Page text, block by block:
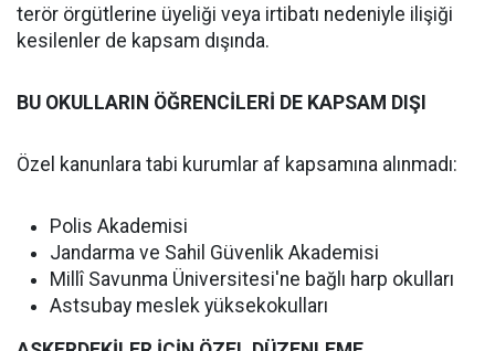
terör örgütlerine üyeliği veya irtibatı nedeniyle ilişiği
kesilenler de kapsam dışında.
BU OKULLARIN ÖĞRENCİLERİ DE KAPSAM DIŞI
Özel kanunlara tabi kurumlar af kapsamına alınmadı:
Polis Akademisi
Jandarma ve Sahil Güvenlik Akademisi
Millî Savunma Üniversitesi'ne bağlı harp okulları
Astsubay meslek yüksekokulları